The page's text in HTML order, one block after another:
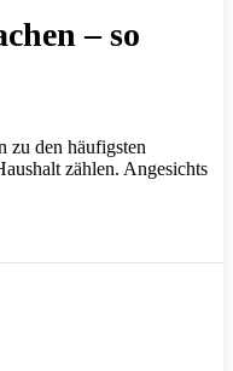
– so
zu den häufigsten
zählen. Angesichts